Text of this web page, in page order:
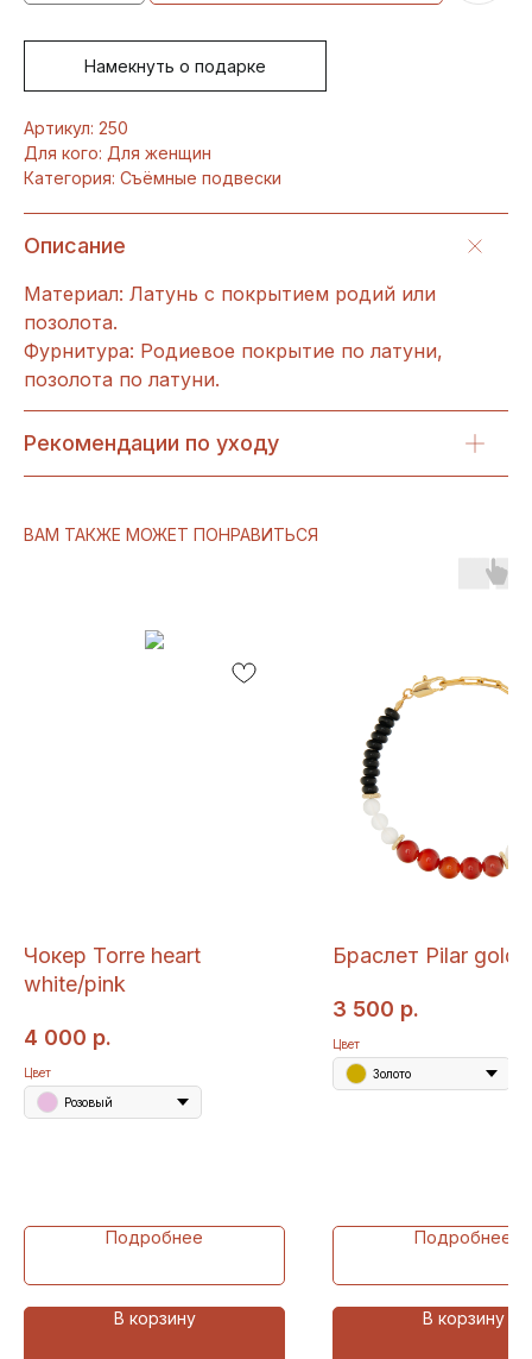
Намекнуть о подарке
Артикул: 250
Для кого: Для женщин
Категория: Съёмные подвески
Описание
Материал: Латунь с покрытием родий или
позолота.
Фурнитура: Родиевое покрытие по латуни,
позолота по латуни.
Рекомендации по уходу
ВАМ ТАКЖЕ МОЖЕТ ПОНРАВИТЬСЯ
Чокер Torre heart
white/pink
4 000 р.
Цвет
Розовый
Подробнее
В корзину
Браслет Pilar gold/
3 500 р.
Цвет
Золото
Подробнее
В корзину